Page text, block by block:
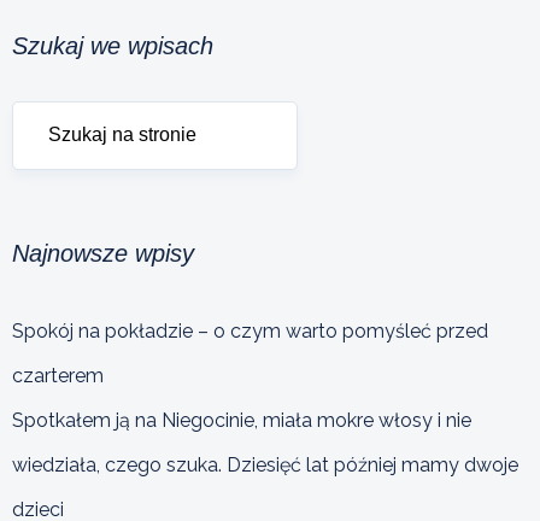
Szukaj we wpisach
Najnowsze wpisy
Spokój na pokładzie – o czym warto pomyśleć przed
czarterem
Spotkałem ją na Niegocinie, miała mokre włosy i nie
wiedziała, czego szuka. Dziesięć lat później mamy dwoje
dzieci